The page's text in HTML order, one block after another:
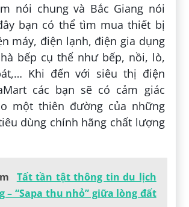
nói chung và Bắc Giang nói
bạn có thể tìm mua thiết bị
máy, điện lạnh, điện gia dụng
bếp cụ thể như bếp, nồi, lò,
Khi đến với siêu thị điện
các bạn sẽ có cảm giác
một thiên đường của những
dùng chính hãng chất lượng
Tất tần tật thông tin du lịch
– “Sapa thu nhỏ” giữa lòng đất